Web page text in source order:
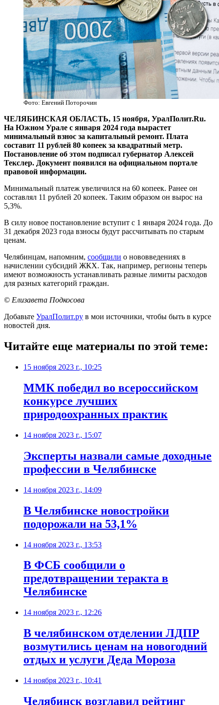
Фото: Евгений Поторочин
ЧЕЛЯБИНСКАЯ ОБЛАСТЬ, 15 ноября, УралПолит.Ru.
На Южном Урале с января 2024 года вырастет
минимальный взнос за капитальный ремонт. Плата
составит 11 рублей 80 копеек за квадратный метр.
Постановление об этом подписал губернатор Алексей
Текслер. Документ появился на официальном портале
правовой информации.
Минимальный платеж увеличился на 60 копеек. Ранее он
составлял 11 рублей 20 копеек. Таким образом он вырос на
5,3%.
В силу новое постановление вступит с 1 января 2024 года. До
31 декабря 2023 года взносы будут рассчитывать по старым
ценам.
Челябинцам, напомним, сообщили о нововведениях в
начислении субсидий ЖКХ. Так, например, регионы теперь
имеют возможность устанавливать разные лимиты расходов
для разных категорий граждан.
© Елизавета Подкосова
Добавьте УралПолит.ру в мои источники, чтобы быть в курсе
новостей дня.
Читайте еще материалы по этой теме:
15 ноября 2023 г., 10:25
ММК победил во всероссийском
конкурсе лучших
природоохранных практик
14 ноября 2023 г., 15:07
Эксперты назвали самые доходные
профессии в Челябинске
14 ноября 2023 г., 14:09
В Челябинске новостройки
подорожали на 53,1%
14 ноября 2023 г., 13:53
В ФСБ сообщили о
предотвращении теракта в
Челябинске
14 ноября 2023 г., 12:26
В челябинском отделении ЛДПР
возмутились ценам на новогодний
отдых и услуги Деда Мороза
14 ноября 2023 г., 10:41
Челябинск возглавил рейтинг